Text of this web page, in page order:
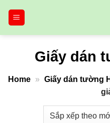
Giấy dán
Home » Giấy dán tường